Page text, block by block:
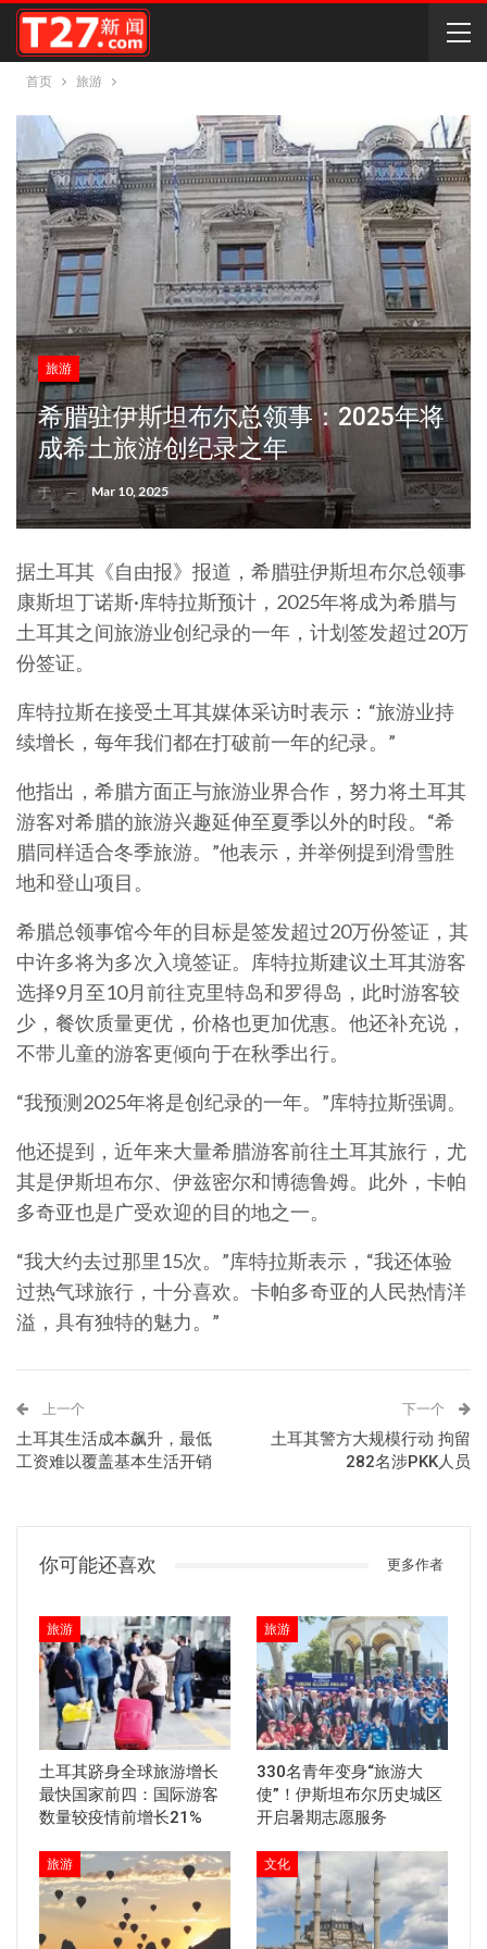
首页 旅游
旅游
希腊驻伊斯坦布尔总领事：2025年将
成希土旅游创纪录之年
于 Mar 10, 2025
据土耳其《自由报》报道，希腊驻伊斯坦布尔总领事
康斯坦丁诺斯·库特拉斯预计，2025年将成为希腊与
土耳其之间旅游业创纪录的一年，计划签发超过20万
份签证。
库特拉斯在接受土耳其媒体采访时表示：“旅游业持
续增长，每年我们都在打破前一年的纪录。”
他指出，希腊方面正与旅游业界合作，努力将土耳其
游客对希腊的旅游兴趣延伸至夏季以外的时段。“希
腊同样适合冬季旅游。”他表示，并举例提到滑雪胜
地和登山项目。
希腊总领事馆今年的目标是签发超过20万份签证，其
中许多将为多次入境签证。库特拉斯建议土耳其游客
选择9月至10月前往克里特岛和罗得岛，此时游客较
少，餐饮质量更优，价格也更加优惠。他还补充说，
不带儿童的游客更倾向于在秋季出行。
“我预测2025年将是创纪录的一年。”库特拉斯强调。
他还提到，近年来大量希腊游客前往土耳其旅行，尤
其是伊斯坦布尔、伊兹密尔和博德鲁姆。此外，卡帕
多奇亚也是广受欢迎的目的地之一。
“我大约去过那里15次。”库特拉斯表示，“我还体验
过热气球旅行，十分喜欢。卡帕多奇亚的人民热情洋
溢，具有独特的魅力。”
上一个
土耳其生活成本飙升，最低
工资难以覆盖基本生活开销
下一个
土耳其警方大规模行动 拘留
282名涉PKK人员
你可能还喜欢 更多作者
旅游
土耳其跻身全球旅游增长
最快国家前四：国际游客
数量较疫情前增长21%
旅游
330名青年变身“旅游大
使”！伊斯坦布尔历史城区
开启暑期志愿服务
旅游 文化